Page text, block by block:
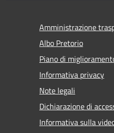
Amministrazione
Albo Pretorio
Piano di
Informativa privacy
Note legali
Dichiarazione di
Informativa sulla